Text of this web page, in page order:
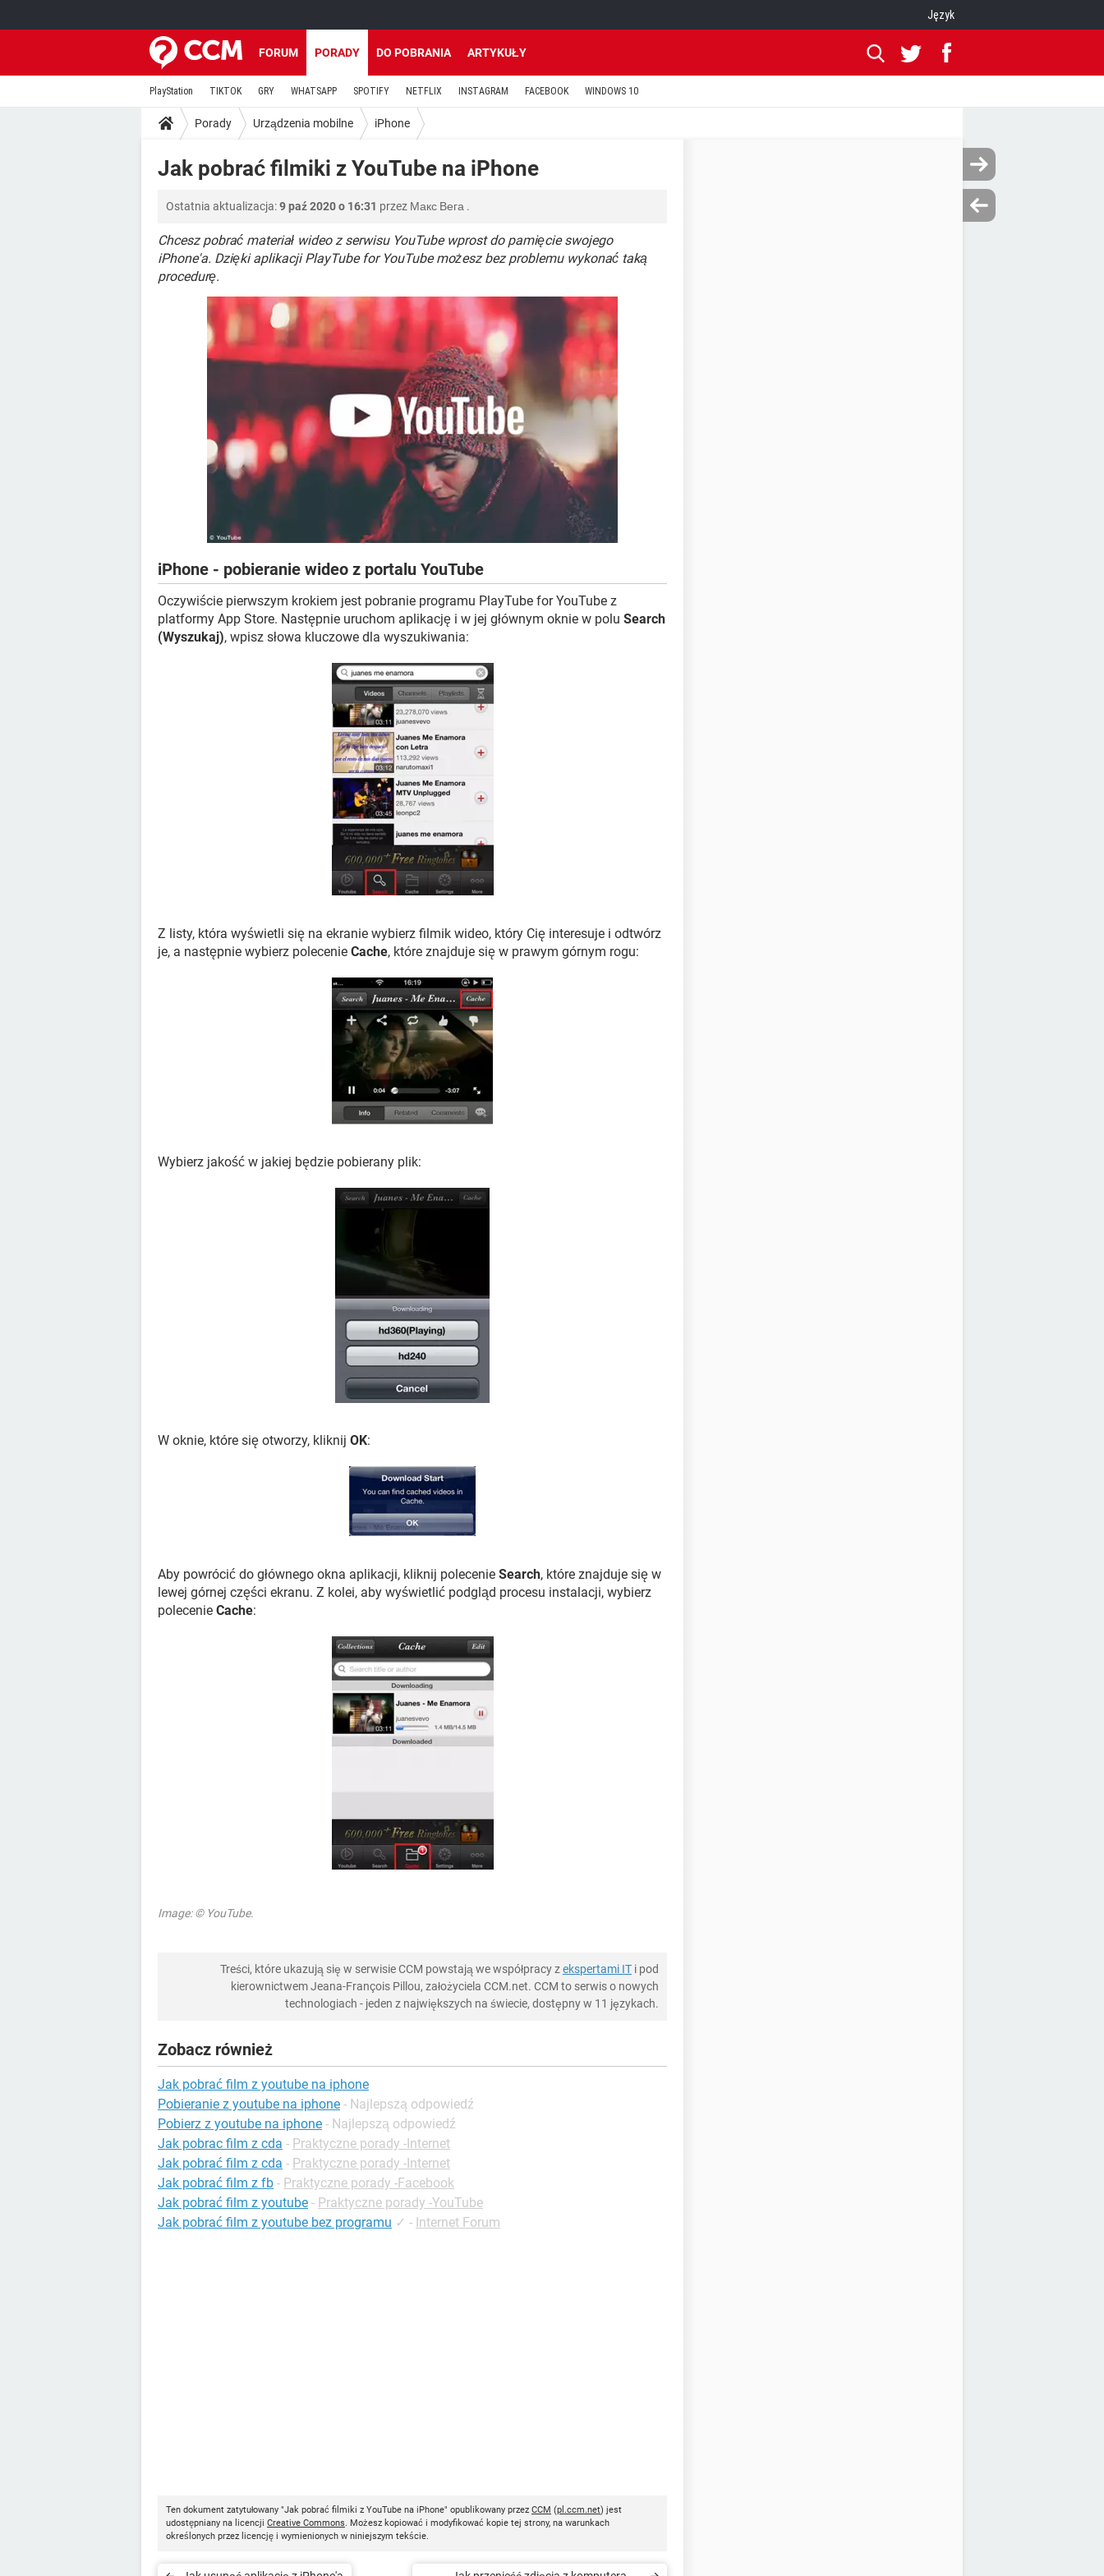
Język
FORUM PORADY DO POBRANIA ARTYKUŁY
PlayStation TIKTOK GRY WHATSAPP SPOTIFY NETFLIX INSTAGRAM FACEBOOK WINDOWS 10
Porady Urządzenia mobilne iPhone
Jak pobrać filmiki z YouTube na iPhone
Ostatnia aktualizacja:9 paź 2020 o 16:31 przez Макс Вега .
Chcesz pobrać materiał wideo z serwisu YouTube wprost do pamięcie swojego
iPhone'a. Dzięki aplikacji PlayTube for YouTube możesz bez problemu wykonać taką
procedurę.
iPhone - pobieranie wideo z portalu YouTube
Oczywiście pierwszym krokiem jest pobranie programu PlayTube for YouTube z
platformy App Store. Następnie uruchom aplikację i w jej głównym oknie w polu Search
(Wyszukaj), wpisz słowa kluczowe dla wyszukiwania:
Z listy, która wyświetli się na ekranie wybierz filmik wideo, który Cię interesuje i odtwórz
je, a następnie wybierz polecenie Cache, które znajduje się w prawym górnym rogu:
Wybierz jakość w jakiej będzie pobierany plik:
W oknie, które się otworzy, kliknij OK:
Aby powrócić do głównego okna aplikacji, kliknij polecenie Search, które znajduje się w
lewej górnej części ekranu. Z kolei, aby wyświetlić podgląd procesu instalacji, wybierz
polecenie Cache:
Image: © YouTube.
Treści, które ukazują się w serwisie CCM powstają we współpracy zekspertami IT i pod
kierownictwem Jeana-François Pillou, założyciela CCM.net. CCM to serwis o nowych
technologiach - jeden z największych na świecie, dostępny w 11 językach.
Zobacz również
Jak pobrać film z youtube na iphone
Pobieranie z youtube na iphone - Najlepszą odpowiedź
Pobierz z youtube na iphone - Najlepszą odpowiedź
Jak pobrac film z cda - Praktyczne porady -Internet
Jak pobrać film z cda - Praktyczne porady -Internet
Jak pobrać film z fb - Praktyczne porady -Facebook
Jak pobrać film z youtube - Praktyczne porady -YouTube
Jak pobrać film z youtube bez programu ✓ - Internet Forum
Ten dokument zatytułowany "Jak pobrać filmiki z YouTube na iPhone" opublikowany przez CCM (pl.ccm.net) jest
udostępniany na licencji Creative Commons. Możesz kopiować i modyfikować kopie tej strony, na warunkach
określonych przez licencję i wymienionych w niniejszym tekście.